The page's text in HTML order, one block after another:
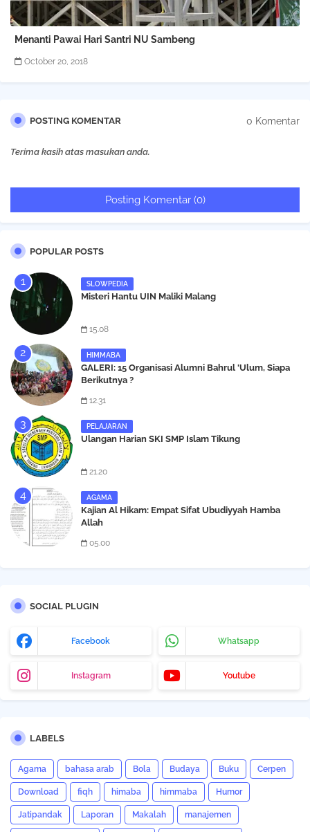
Menanti Pawai Hari Santri NU Sambeng
October 20, 2018
POSTING KOMENTAR 0 Komentar
Terima kasih atas masukan anda.
Posting Komentar (0)
POPULAR POSTS
SLOWPEDIA
Misteri Hantu UIN Maliki Malang
15.08
HIMMABA
GALERI: 15 Organisasi Alumni Bahrul 'Ulum, Siapa
Berikutnya ?
12.31
PELAJARAN
Ulangan Harian SKI SMP Islam Tikung
21.20
AGAMA
Kajian Al Hikam: Empat Sifat Ubudiyyah Hamba
Allah
05.00
SOCIAL PLUGIN
Facebook Whatsapp
Instagram Youtube
LABELS
Agama bahasa arab Bola Budaya Buku Cerpen
Download fiqh himaba himmaba Humor
Jatipandak Laporan Makalah manajemen